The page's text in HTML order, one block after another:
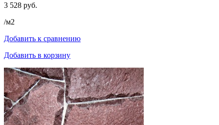
3 528 руб.
/м2
Добавить к сравнению
Добавить в корзину